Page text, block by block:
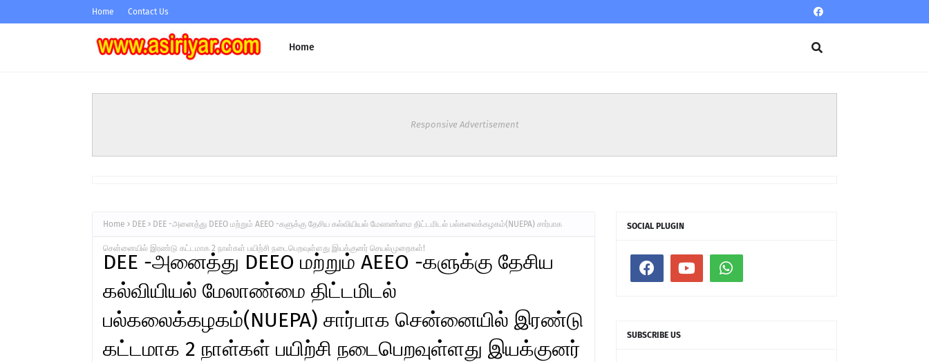
Home Contact Us
Home
Responsive Advertisement
Home DEE DEE -அனைத்து DEEO மற்றும் AEEO -களுக்கு தேசிய கல்வியியல் மேலாண்மை திட்டமிடல் பல்கலைக்கழகம்(NUEPA) சார்பாக
சென்னையில் இரண்டு கட்டமாக 2 நாள்கள் பயிற்சி நடைபெறவுள்ளது இயக்குனர் செயல்முறைகள்!
DEE -அனைத்து DEEO மற்றும் AEEO -களுக்கு தேசிய
கல்வியியல் மேலாண்மை திட்டமிடல்
பல்கலைக்கழகம்(NUEPA) சார்பாக சென்னையில் இரண்டு
கட்டமாக 2 நாள்கள் பயிற்சி நடைபெறவுள்ளது இயக்குனர்
SOCIAL PLUGIN
SUBSCRIBE US